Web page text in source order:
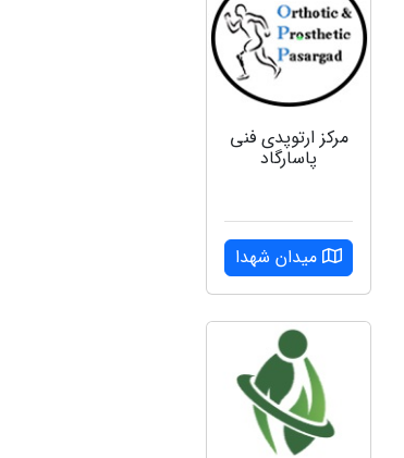
مرکز ارتوپدی فنی
پاسارگاد
میدان شهدا